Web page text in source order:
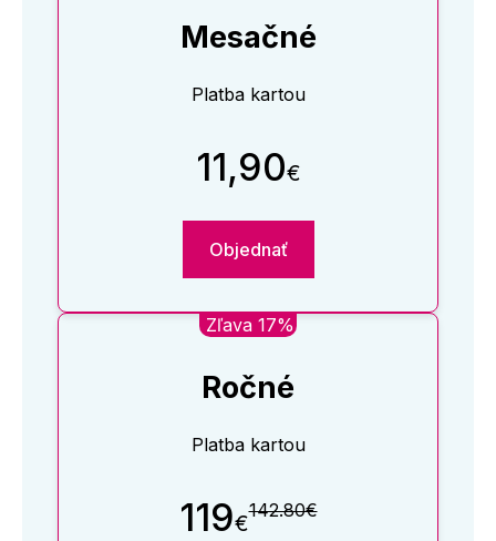
Mesačné
Platba kartou
11,90€
Objednať
Zľava 17%
Ročné
Platba kartou
119€142.80€